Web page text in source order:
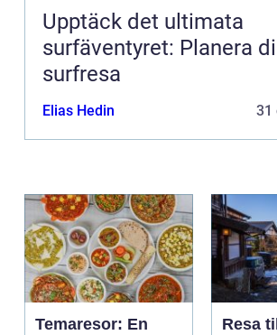
Upptäck det ultimata
surfäventyret: Planera
surfresa
Elias Hedin 31
Temaresor: En
Resa